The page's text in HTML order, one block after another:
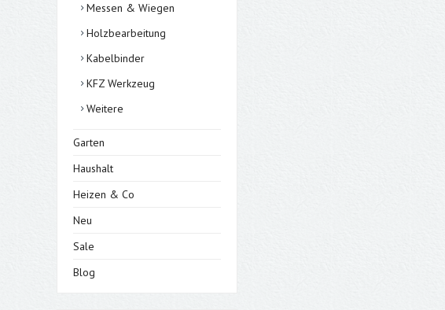
Messen & Wiegen
Holzbearbeitung
Kabelbinder
KFZ Werkzeug
Weitere
Garten
Haushalt
Heizen & Co
Neu
Sale
Blog